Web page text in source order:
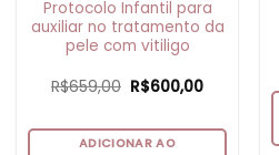
Protocolo Infantil para
auxiliar no tratamento da
pele com vitiligo
R$659,00 O
preço
era:
R$659,00.
R$600,00O
é:
R$600,00.
ADICIONAR AO